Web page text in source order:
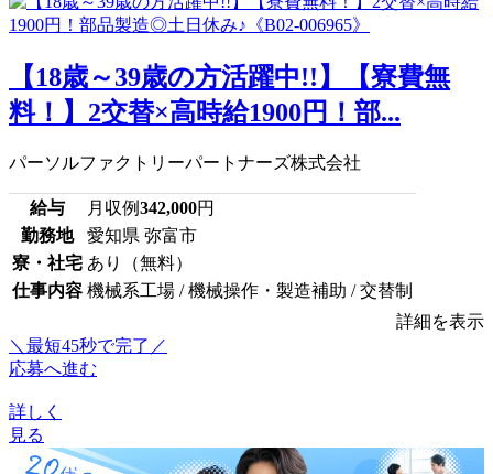
【18歳～39歳の方活躍中!!】【寮費無
料！】2交替×高時給1900円！部...
パーソルファクトリーパートナーズ株式会社
給与 月収例342,000円
勤務地
愛知県 弥富市
寮・社宅 あり（無料）
仕事内容 機械系工場 / 機械操作・製造補助 / 交替制
詳細を表示
＼最短45秒で完了／
応募へ進む
詳しく
見る